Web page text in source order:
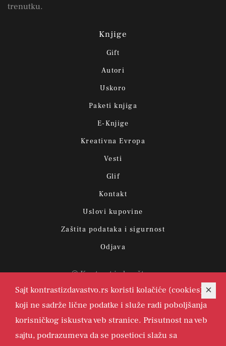
Sajt kontrastizdavastvo.rs koristi kolačiće (cookies)
koji ne sadrže lične podatke i služe radi poboljšanja
korisničkog iskustva veb stranice. Prisutnost na veb
sajtu, podrazumeva da se posetioci slažu sa
trenutku.
Knjige
Gift
Autori
Uskoro
Paketi knjiga
E-Knjige
Kreativna Evropa
Vesti
Glif
Kontakt
Uslovi kupovine
Zaštita podataka i sigurnost
Odjava
© Kontrast izdavaštvo.